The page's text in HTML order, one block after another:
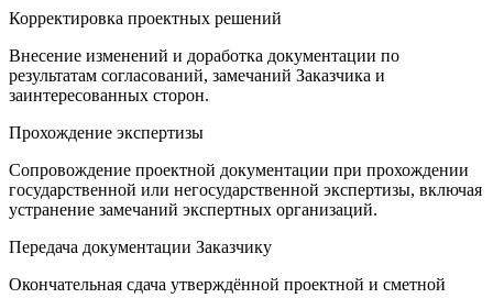
Корректировка проектных решений
Внесение изменений и доработка документации по
результатам согласований, замечаний Заказчика и
заинтересованных сторон.
Прохождение экспертизы
Сопровождение проектной документации при прохождении
государственной или негосударственной экспертизы, включая
устранение замечаний экспертных организаций.
Передача документации Заказчику
Окончательная сдача утверждённой проектной и сметной